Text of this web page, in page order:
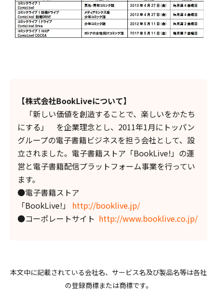
【株式会社BookLiveについて】
「新しい価値を創造することで、楽しいをかたち
にする」 を企業理念とし、2011年1月にトッパン
グループの電子書籍ビジネスを担う会社として、設
立されました。電子書籍ストア「BookLive!」の運
営と電子書籍配信プラットフォーム事業を行ってい
ます。
●電子書籍ストア
「BookLive!」 http://booklive.jp/
●コーポレートサイト http://www.booklive.co.jp/
本文中に記載されている会社名、サービス名及び製品名等は各社
の登録商標または商標です。